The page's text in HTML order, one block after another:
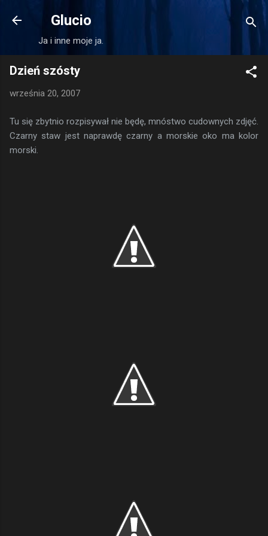
Przejdź do głównej zawartości
Glucio
Ja i inne moje ja.
Dzień szósty
września 20, 2007
Tu się zbytnio rozpisywał nie będę, mnóstwo cudownych zdjęć.
Czarny staw jest naprawdę czarny a morskie oko ma kolor
morski.